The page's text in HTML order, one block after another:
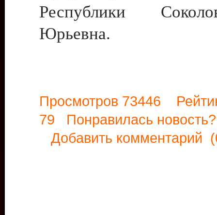
Республики
Юрьевна.
Просмотров 73446
79 Понравилась
Добавить комментарий